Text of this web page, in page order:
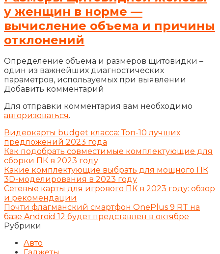
у женщин в норме —
вычисление объема и причины
отклонений
Определение объема и размеров щитовидки –
один из важнейших диагностических
параметров, используемых при выявлении
Добавить комментарий
Для отправки комментария вам необходимо
авторизоваться.
Видеокарты budget класса: Топ-10 лучших
предложений 2023 года
Как подобрать совместимые комплектующие для
сборки ПК в 2023 году
Какие комплектующие выбрать для мощного ПК
3D-моделирования в 2023 году
Сетевые карты для игрового ПК в 2023 году: обзор
и рекомендации
Почти флагманский смартфон OnePlus 9 RT на
базе Android 12 будет представлен в октябре
Рубрики
Авто